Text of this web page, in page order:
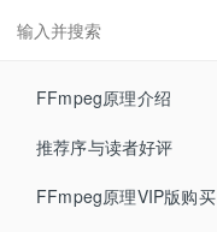
FFmpeg原理介绍
推荐序与读者好评
FFmpeg原理VIP版购买